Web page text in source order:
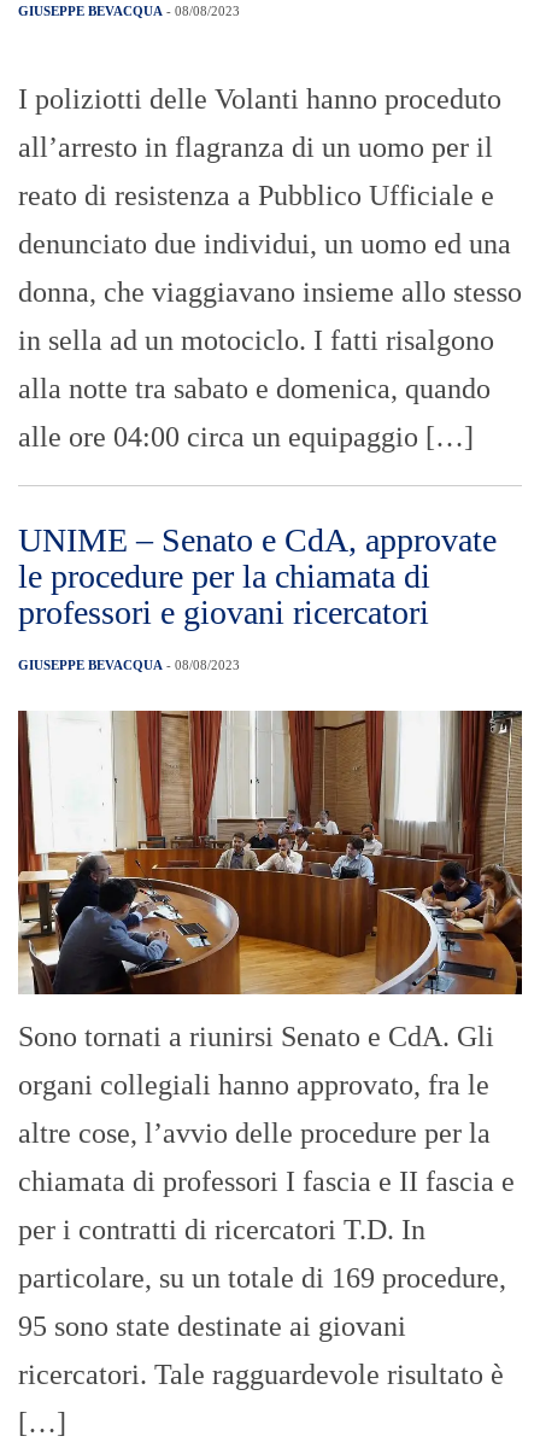
GIUSEPPE BEVACQUA - 08/08/2023
I poliziotti delle Volanti hanno proceduto
all’arresto in flagranza di un uomo per il
reato di resistenza a Pubblico Ufficiale e
denunciato due individui, un uomo ed una
donna, che viaggiavano insieme allo stesso
in sella ad un motociclo. I fatti risalgono
alla notte tra sabato e domenica, quando
alle ore 04:00 circa un equipaggio […]
UNIME – Senato e CdA, approvate
le procedure per la chiamata di
professori e giovani ricercatori
GIUSEPPE BEVACQUA - 08/08/2023
Sono tornati a riunirsi Senato e CdA. Gli
organi collegiali hanno approvato, fra le
altre cose, l’avvio delle procedure per la
chiamata di professori I fascia e II fascia e
per i contratti di ricercatori T.D. In
particolare, su un totale di 169 procedure,
95 sono state destinate ai giovani
ricercatori. Tale ragguardevole risultato è
[…]